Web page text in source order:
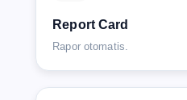
Report Card
Rapor otomatis.